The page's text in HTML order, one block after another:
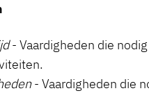
- Vaardigheden die
- Vaardigheden die